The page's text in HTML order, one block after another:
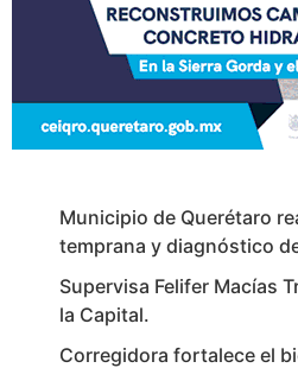
Municipio de Querétaro
temprana y diagnóstico
Supervisa Felifer Macías
la Capital.
Corregidora fortalece el